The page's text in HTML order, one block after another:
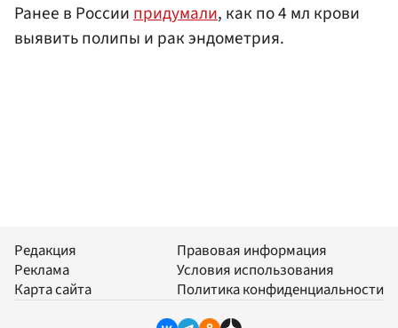
Ранее в Россиипридумали, как по 4 мл крови
выявить полипы и рак эндометрия.
Редакция
Реклама
Карта сайта
Правовая информация
Условия использования
Политика конфиденциальности